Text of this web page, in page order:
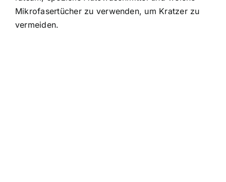
Mikrofasertücher zu verwenden, um Kratzer zu
vermeiden.